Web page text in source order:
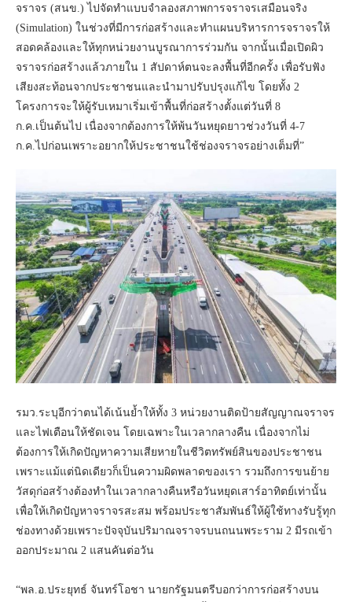
จราจร (สนข.) ไปจัดทำแบบจำลองสภาพการจราจรเสมือนจริง
(Simulation) ในช่วงที่มีการก่อสร้างและทำแผนบริหารการจราจรให้
สอดคล้องและให้ทุกหน่วยงานบูรณาการร่วมกัน จากนั้นเมื่อเปิดผิว
จราจรก่อสร้างแล้วภายใน 1 สัปดาห์ตนจะลงพื้นที่อีกครั้ง เพื่อรับฟัง
เสียงสะท้อนจากประชาชนและนำมาปรับปรุงแก้ไข โดยทั้ง 2
โครงการจะให้ผู้รับเหมาเริ่มเข้าพื้นที่ก่อสร้างตั้งแต่วันที่ 8
ก.ค.เป็นต้นไป เนื่องจากต้องการให้พ้นวันหยุดยาวช่วงวันที่ 4-7
ก.ค.ไปก่อนเพราะอยากให้ประชาชนใช้ช่องจราจรอย่างเต็มที่”
รมว.ระบุอีกว่าตนได้เน้นย้ำให้ทั้ง 3 หน่วยงานติดป้ายสัญญาณจราจร
และไฟเตือนให้ชัดเจน โดยเฉพาะในเวลากลางคืน เนื่องจากไม่
ต้องการให้เกิดปัญหาความเสียหายในชีวิตทรัพย์สินของประชาชน
เพราะแม้แต่นิดเดียวก็เป็นความผิดพลาดของเรา รวมถึงการขนย้าย
วัสดุก่อสร้างต้องทำในเวลากลางคืนหรือวันหยุดเสาร์อาทิตย์เท่านั้น
เพื่อให้เกิดปัญหาจราจรสะสม พร้อมประชาสัมพันธ์ให้ผู้ใช้ทางรับรู้ทุก
ช่องทางด้วยเพราะปัจจุบันปริมาณจราจรบนถนนพระราม 2 มีรถเข้า
ออกประมาณ 2 แสนคันต่อวัน
“พล.อ.ประยุทธ์ จันทร์โอชา นายกรัฐมนตรีบอกว่าการก่อสร้างบน